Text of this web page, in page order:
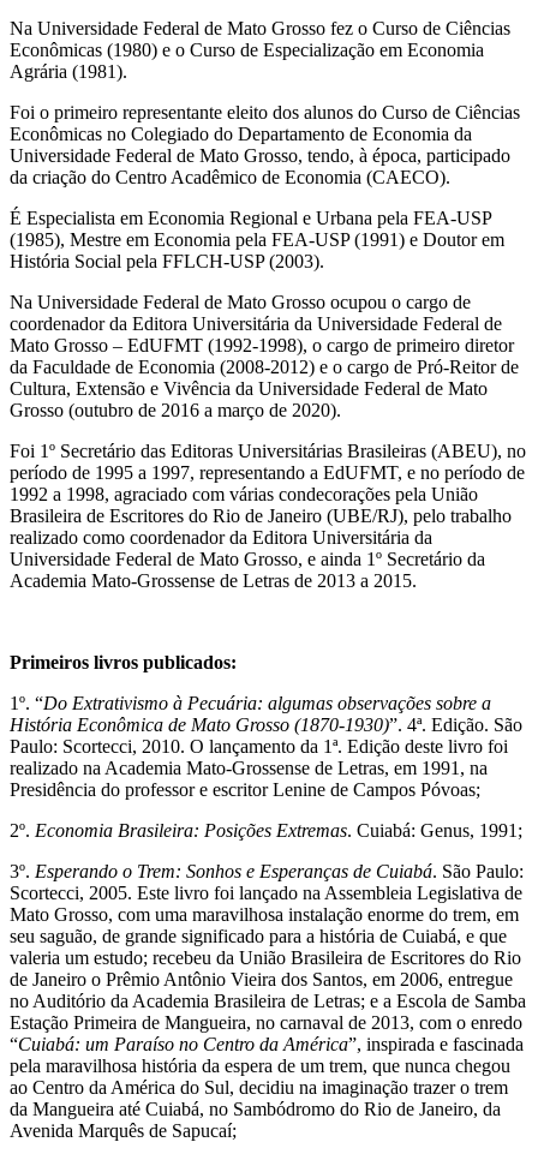
Na Universidade Federal de Mato Grosso fez o Curso de Ciências
Econômicas (1980) e o Curso de Especialização em Economia
Agrária (1981).
Foi o primeiro representante eleito dos alunos do Curso de Ciências
Econômicas no Colegiado do Departamento de Economia da
Universidade Federal de Mato Grosso, tendo, à época, participado
da criação do Centro Acadêmico de Economia (CAECO).
É Especialista em Economia Regional e Urbana pela FEA-USP
(1985), Mestre em Economia pela FEA-USP (1991) e Doutor em
História Social pela FFLCH-USP (2003).
Na Universidade Federal de Mato Grosso ocupou o cargo de
coordenador da Editora Universitária da Universidade Federal de
Mato Grosso – EdUFMT (1992-1998), o cargo de primeiro diretor
da Faculdade de Economia (2008-2012) e o cargo de Pró-Reitor de
Cultura, Extensão e Vivência da Universidade Federal de Mato
Grosso (outubro de 2016 a março de 2020).
Foi 1º Secretário das Editoras Universitárias Brasileiras (ABEU), no
período de 1995 a 1997, representando a EdUFMT, e no período de
1992 a 1998, agraciado com várias condecorações pela União
Brasileira de Escritores do Rio de Janeiro (UBE/RJ), pelo trabalho
realizado como coordenador da Editora Universitária da
Universidade Federal de Mato Grosso, e ainda 1º Secretário da
Academia Mato-Grossense de Letras de 2013 a 2015.
Primeiros livros publicados:
1º. “Do Extrativismo à Pecuária: algumas observações sobre a
História Econômica de Mato Grosso (1870-1930)”. 4ª. Edição. São
Paulo: Scortecci, 2010. O lançamento da 1ª. Edição deste livro foi
realizado na Academia Mato-Grossense de Letras, em 1991, na
Presidência do professor e escritor Lenine de Campos Póvoas;
2º. Economia Brasileira: Posições Extremas. Cuiabá: Genus, 1991;
3º. Esperando o Trem: Sonhos e Esperanças de Cuiabá. São Paulo:
Scortecci, 2005. Este livro foi lançado na Assembleia Legislativa de
Mato Grosso, com uma maravilhosa instalação enorme do trem, em
seu saguão, de grande significado para a história de Cuiabá, e que
valeria um estudo; recebeu da União Brasileira de Escritores do Rio
de Janeiro o Prêmio Antônio Vieira dos Santos, em 2006, entregue
no Auditório da Academia Brasileira de Letras; e a Escola de Samba
Estação Primeira de Mangueira, no carnaval de 2013, com o enredo
“Cuiabá: um Paraíso no Centro da América”, inspirada e fascinada
pela maravilhosa história da espera de um trem, que nunca chegou
ao Centro da América do Sul, decidiu na imaginação trazer o trem
da Mangueira até Cuiabá, no Sambódromo do Rio de Janeiro, da
Avenida Marquês de Sapucaí;